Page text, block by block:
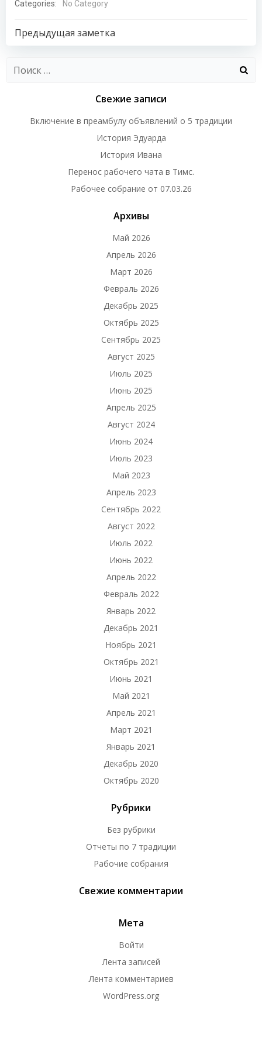
Categories: No Category
Навигация
по
записям
Предыдущая заметка
Свежие записи
Включение в преамбулу объявлений о 5 традиции
История Эдуарда
История Ивана
Перенос рабочего чата в Тимс.
Рабочее собрание от 07.03.26
Архивы
Май 2026
Апрель 2026
Март 2026
Февраль 2026
Декабрь 2025
Октябрь 2025
Сентябрь 2025
Август 2025
Июль 2025
Июнь 2025
Апрель 2025
Август 2024
Июнь 2024
Июль 2023
Май 2023
Апрель 2023
Сентябрь 2022
Август 2022
Июль 2022
Июнь 2022
Апрель 2022
Февраль 2022
Январь 2022
Декабрь 2021
Ноябрь 2021
Октябрь 2021
Июнь 2021
Май 2021
Апрель 2021
Март 2021
Январь 2021
Декабрь 2020
Октябрь 2020
Рубрики
Без рубрики
Отчеты по 7 традиции
Рабочие собрания
Свежие комментарии
Мета
Войти
Лента записей
Лента комментариев
WordPress.org